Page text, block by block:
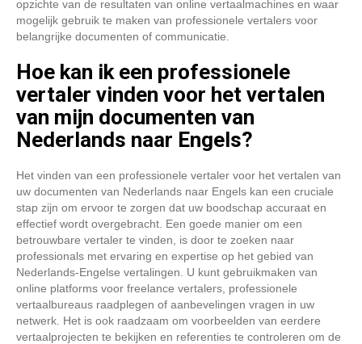
opzichte van de resultaten van online vertaalmachines en waar
mogelijk gebruik te maken van professionele vertalers voor
belangrijke documenten of communicatie.
Hoe kan ik een professionele
vertaler vinden voor het vertalen
van mijn documenten van
Nederlands naar Engels?
Het vinden van een professionele vertaler voor het vertalen van
uw documenten van Nederlands naar Engels kan een cruciale
stap zijn om ervoor te zorgen dat uw boodschap accuraat en
effectief wordt overgebracht. Een goede manier om een
betrouwbare vertaler te vinden, is door te zoeken naar
professionals met ervaring en expertise op het gebied van
Nederlands-Engelse vertalingen. U kunt gebruikmaken van
online platforms voor freelance vertalers, professionele
vertaalbureaus raadplegen of aanbevelingen vragen in uw
netwerk. Het is ook raadzaam om voorbeelden van eerdere
vertaalprojecten te bekijken en referenties te controleren om de